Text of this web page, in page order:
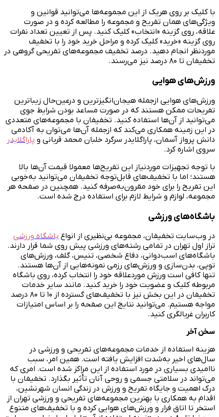
با کلیک بر روی هریک از این مجموعه‌ها می‌توانید قوانین و
ویژگی‌های همان تفریح و مجموعه را مطالعه کرده و در صورت
علاقه، روی گزینه «انتخاب» کلیک کنید. پس از تعیین تعداد نفرات
روی گزینه «خرید» کلیک کرده و مراحل خرید خود را با تخفیف
موردنظر انجام دهید. درصد تخفیف مجموعه‌های تفریحی گروهی در
تخفیفان تا ۸۰ درصد نیز می‌رسند.
ورزش‌های هوایی
ورزش‌های هوایی ازجمله هیجان‌انگیزترین و درعین‌حال زیباترین
تفریحات ممکن هستند که در صورت مساعد بودن شرایط جوی
می‌توانید از آن‌ها استفاده کنید. تخفیفان با مجموعه‌های متعددی
در این زمینه همکاری می‌کند که ازجمله آن‌ها می‌توان به آکادمی
دانش پرواز آسمان، پاراگلایدر سرگرد خلبان محمد قربانی و پاراگلایدر
سروی اشاره کرد.
با توجه تجهیزات موردنیاز این تفریح‌ها معمولا قیمت آن‌ها بالا
هستند؛ اما با تخفیف‌های قابل‌توجه تخفیفان می‌توانید به‌خوبی
این تفریح را برای خود مقرون‌به‌صرفه کنید. همچنین در صفحه هر
مجموعه، لوازم و شرایط لازم برای استفاده درج شده است.
باشگاه‌های ورزشی
در وب‌سایت تخفیفان، مجموعه بی‌نظیری از انواع باشگاه ورزشی
تراز اول تهران در تمامی رشته‌های ورزشی پیش روی شما قرار دارند.
باشگاه‌های اسب‌دوانی، دفاع شخصی، تنیس، گلف، ورزش‌های
توپی، بدن‌سازی و ورزش‌های رزمی نمونه‌هایی از آن‌ها هستند.
تنها کافی است ورزش موردعلاقه خود را انتخاب کرده، روی باشگاه
مربوطه کلیک و عضویت خود را خرید کنید. مانند سایر خدمات
تخفیفان در این بخش نیز با تخفیف‌های گسترده از ۱۰ تا ۸۰ درصد
مواجه هستیم. می‌توانید نتایج این صفحه را بر اساس امتیازات
کاربران غربالگری کنید.
سخن آخر
هزینه استفاده از خدمات مجموعه‌های تفریحی و ورزشی در
سال‌های اخیر به‌شدت افزایش یافته است. همین امر، سبب
ناامیدی بسیاری در مورد استفاده از این مراکز شده است. امری که
می‌تواند در سلامتی جسمی و روحی آنان تأثیر بگذارد. تخفیفان با
درک اهمیت و جایگاه تفریح و ورزش در زندگی انسان شهرنشین،
اقدام به همکاری با بهترین مجموعه‌های تفریحی و ورزشی تهران از
استخر تا اتاق فرار و ورزش‌های هوایی کرده و با تخفیف‌های متنوع